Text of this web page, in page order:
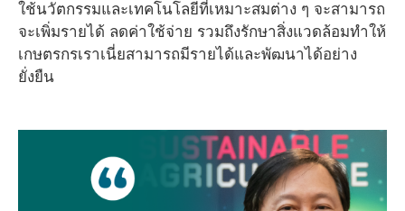
ใช้นวัตกรรมและเทคโนโลยีที่เหมาะสมต่าง ๆ จะสามารถ
จะเพิ่มรายได้ ลดค่าใช้จ่าย รวมถึงรักษาสิ่งแวดล้อมทำให้
เกษตรกรเราเนี่ยสามารถมีรายได้และพัฒนาได้อย่าง
ยั่งยืน